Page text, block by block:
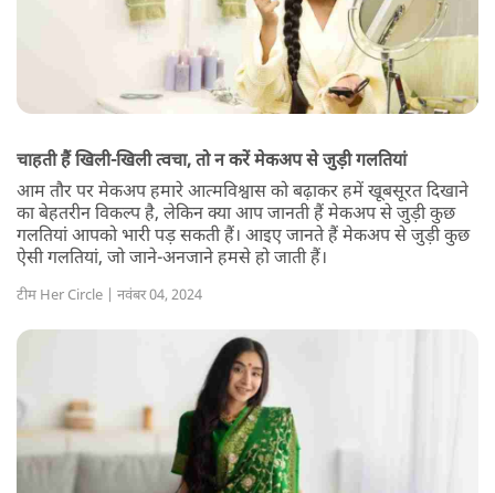
चाहती हैं खिली-खिली त्वचा, तो न करें मेकअप से जुड़ी गलतियां
आम तौर पर मेकअप हमारे आत्मविश्वास को बढ़ाकर हमें खूबसूरत दिखाने
का बेहतरीन विकल्प है, लेकिन क्या आप जानती हैं मेकअप से जुड़ी कुछ
गलतियां आपको भारी पड़ सकती हैं। आइए जानते हैं मेकअप से जुड़ी कुछ
ऐसी गलतियां, जो जाने-अनजाने हमसे हो जाती हैं।
टीम Her Circle | नवंबर 04, 2024